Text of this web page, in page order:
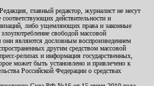
главный редактор, журналист не несут
соответствующих действительности и
либо ущемляющих права и законные
свободой массовой
являются дословным воспроизведением
другим средством массовой
релизах и информация государственных,
может быть установлено и привлечено к
Российской Федерации о средствах